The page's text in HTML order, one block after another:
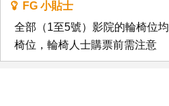
FG 小貼士
全部（1至5號）影院的輪椅位
椅位，輪椅人士購票前需注意